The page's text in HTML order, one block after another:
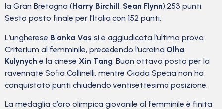
la Gran Bretagna (Harry Birchill , Sean Flynn) 253 punti.
Sesto posto finale per l’Italia con 152 punti.
L’ungherese Blanka Vas si è aggiudicata l’ultima prova
Criterium al femminile, precedendo l’ucraina Olha
Kulynych e la cinese Xin Tang. Buon ottavo posto per la
ravennate Sofia Collinelli, mentre Giada Specia non ha
conquistato punti chiudendo ventisettesima posizione.
La medaglia d’oro olimpica giovanile al femminile è finita